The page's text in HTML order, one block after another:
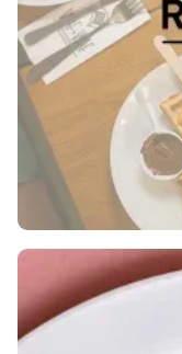
JEŠTĚ
PŘÍMO S
August 20, 2024